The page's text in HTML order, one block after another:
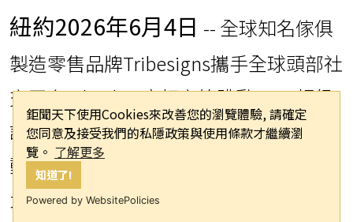
鉅聞天下使用Cookies來改善您的瀏覽體驗, 請確定
您同意及接受我們的私隱政策與使用條款才繼續瀏
覽。 了解更多
知道了!
Powered by WebsitePolicies
紐約2026年6月4日
-- 全球知名傢俱
製造零售品牌Tribesigns攜手全球頭部社
交平台TikTok，亮相字節跳動2026超級
許願季(Super Wish Season 2026)主題活
動，品牌宣傳片登陸紐約時代廣場戶外
大屏。